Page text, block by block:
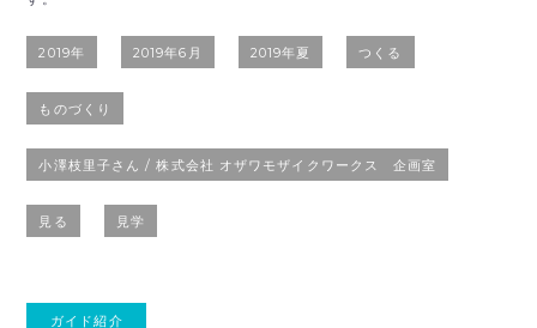
2019年 2019年6月 2019年夏 つくる
ものづくり
小澤枝里子さん / 株式会社 オザワモザイクワークス 企画室
見る 見学
ガイド紹介